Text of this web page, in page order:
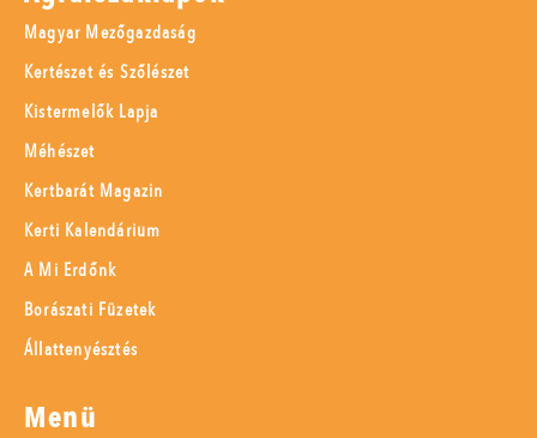
Magyar Mezőgazdaság
Kertészet és Szőlészet
Kistermelők Lapja
Méhészet
Kertbarát Magazin
Kerti Kalendárium
A Mi Erdőnk
Borászati Füzetek
Állattenyésztés
Menü